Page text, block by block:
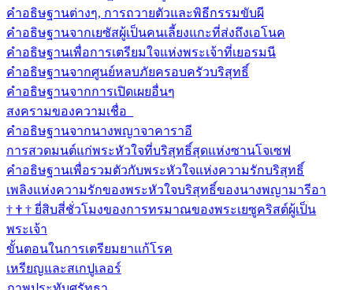
คำอธิษฐานต่างๆ, การถวายตัวและพิธีกรรมขับผี
คำอธิษฐานจากเยซัสผู้เป็นคนเลี้ยงแกะที่ส่งถึงเอโนค
คำอธิษฐานเพื่อการเตรียมใจแห่งพระเจ้าที่เยอรมนี
คำอธิษฐานจากศูนย์หลบภัยครอบครัวบริสุทธิ์
คำอธิษฐานจากการเปิดเผยอื่นๆ
สงครามของความเชื่อ
คำอธิษฐานจากนางพญาจาคาราอี
การสวดมนต์แก่พระหัวใจที่บริสุทธิ์สุดแห่งซานโจเซฟ
คำอธิษฐานเพื่อรวมตัวกับพระหัวใจแห่งความรักบริสุทธิ์
เพลิงแห่งความรักของพระหัวใจบริสุทธิ์ของนางพญามารีอา
† † † ยี่สิบสี่ชั่วโมงของการทรมาณของพระเยซูคริสต์ผู้เป็น
พระเจ้า
ขั้นตอนในการเตรียมยาแก้โรค
เหรียญและสเกปูเลอร์